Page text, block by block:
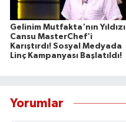
Gelinim Mutfakta'nın Yıldızı
Cansu MasterChef'i
Karıştırdı! Sosyal Medyada
Linç Kampanyası Başlatıldı!
Yorumlar